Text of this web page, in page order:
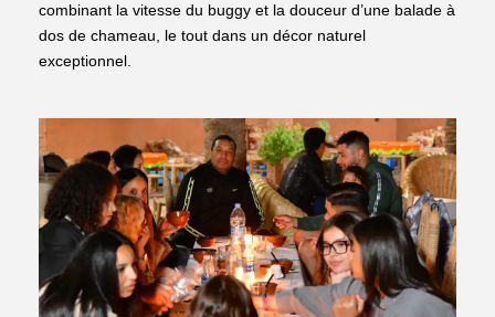
combinant la vitesse du buggy et la douceur d’une balade à
dos de chameau, le tout dans un décor naturel
exceptionnel.